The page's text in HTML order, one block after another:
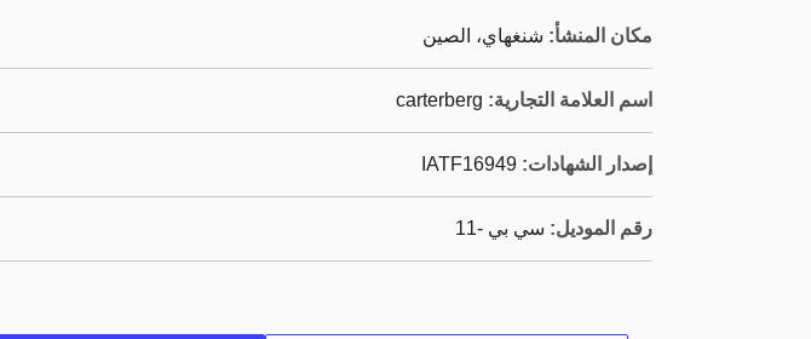
مكان المنشأ: شنغهاي، الصين
اسم العلامة التجارية: carterberg
إصدار الشهادات: IATF16949
رقم الموديل: سي بي -11